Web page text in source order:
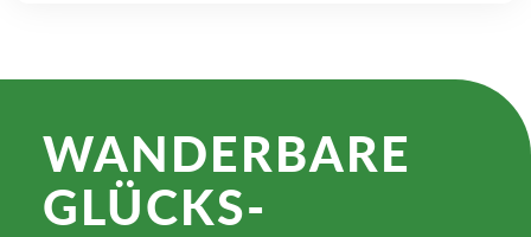
WANDER­BARE
GLÜCKS­